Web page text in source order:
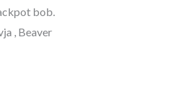
bob.
, Beaver